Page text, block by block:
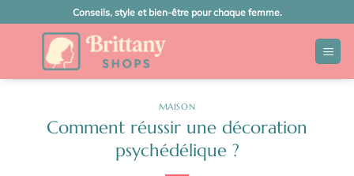
au
Conseils, style et bien-être pour chaque femme.
MAISON
Comment réussir une décoration
psychédélique ?